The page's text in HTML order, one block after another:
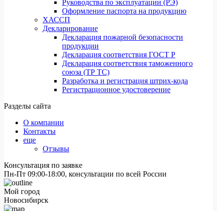
Руководства по эксплуатации (РЭ)
Оформление паспорта на продукцию
ХАССП
Декларирование
Декларация пожарной безопасности
продукции
Декларация соответствия ГОСТ Р
Декларация соответствия таможенного
союза (ТР ТС)
Разработка и регистрация штрих-кода
Регистрационное удостоверение
Разделы сайта
О компании
Контакты
еще
Отзывы
Консультация по заявке
Пн-Пт 09:00-18:00, консультации по всей России
Мой город
Новосибирск